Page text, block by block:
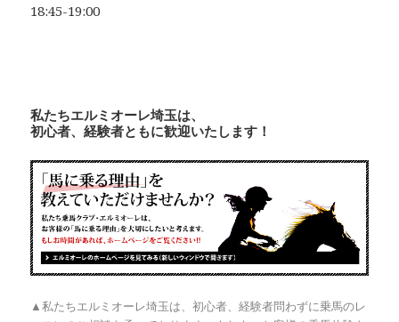
18:45-19:00
私たちエルミオーレ埼玉は、
初心者、経験者ともに歓迎いたします！
▲私たちエルミオーレ埼玉は、初心者、経験者問わずに乗馬のレ